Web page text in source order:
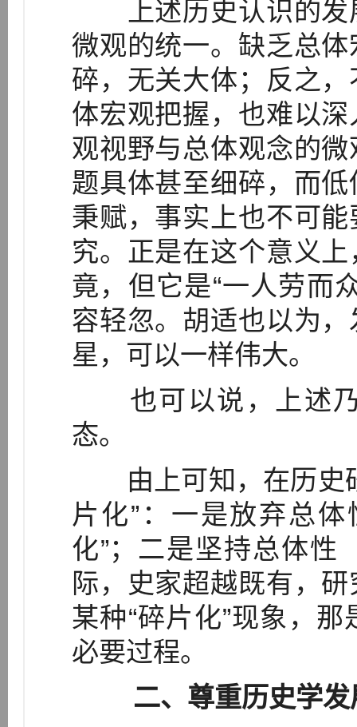
上述历史认识的发
微观的统一。缺乏总
碎，无关大体；反之
体宏观把握，也难以
观视野与总体观念的
题具体甚至细碎，而
秉赋，事实上也不可
究。正是在这个意义
竟，但它是“一人劳而
容轻忽。胡适也以为
星，可以一样伟大。
也可以说，上述乃
态。
由上可知，在历史
片化”：一是放弃总
化”；二是坚持总体性
际，史家超越既有，
某种“碎片化”现象，
必要过程。
二、尊重历史学